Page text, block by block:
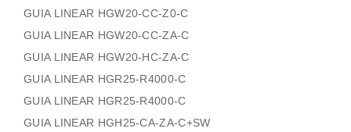
GUIA LINEAR HGW20-CC-Z0-C
GUIA LINEAR HGW20-CC-ZA-C
GUIA LINEAR HGW20-HC-ZA-C
GUIA LINEAR HGR25-R4000-C
GUIA LINEAR HGR25-R4000-C
GUIA LINEAR HGH25-CA-ZA-C+SW